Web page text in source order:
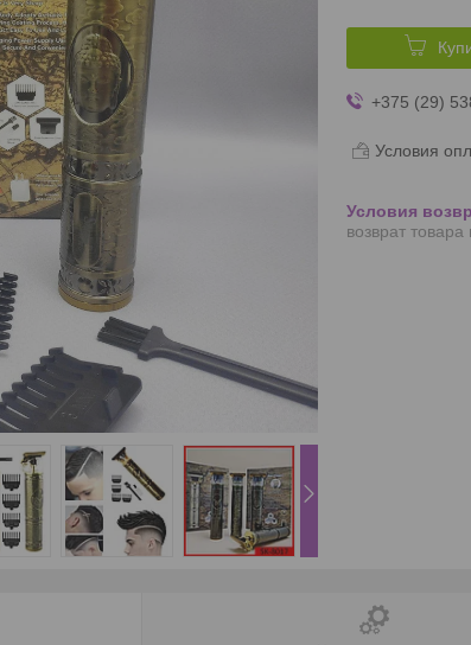
+375 (29)
Условия
возврат